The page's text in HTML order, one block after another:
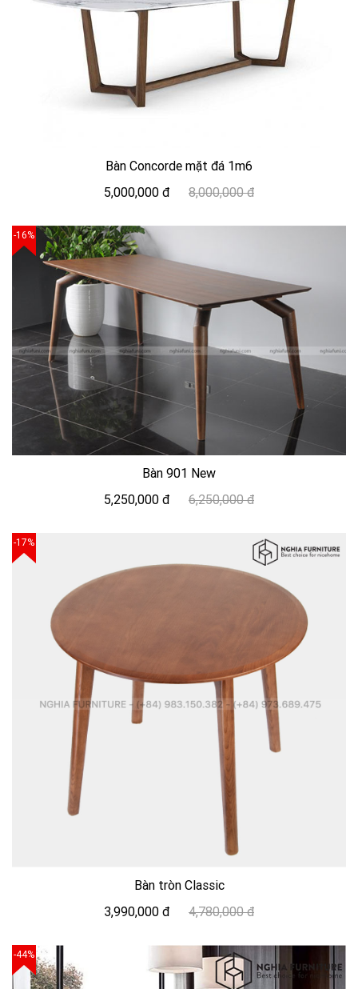
Bàn Concorde mặt đá 1m6
5,000,000 đ
8,000,000 đ
-16%
Bàn 901 New
5,250,000 đ
6,250,000 đ
-17%
Bàn tròn Classic
3,990,000 đ
4,780,000 đ
-44%